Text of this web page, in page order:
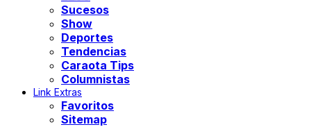
Sucesos
Show
Deportes
Tendencias
Caraota Tips
Columnistas
Link Extras
Favoritos
Sitemap